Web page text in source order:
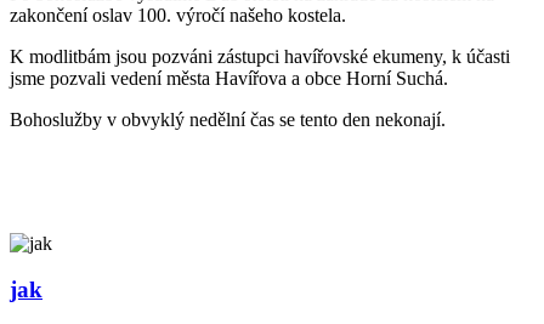
zakončení oslav 100. výročí našeho kostela.
K modlitbám jsou pozváni zástupci havířovské ekumeny, k účasti
jsme pozvali vedení města Havířova a obce Horní Suchá.
Bohoslužby v obvyklý nedělní čas se tento den nekonají.
jak